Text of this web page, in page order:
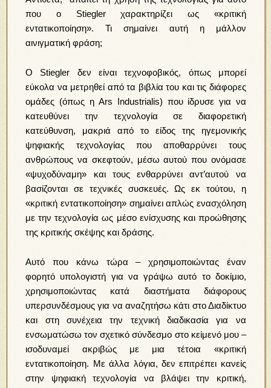
που ο Stiegler χαρακτηρίζει ως «κριτική
εντατικοποίηση». Τι σημαίνει αυτή η μάλλον
αινιγματική φράση;
Ο Stiegler δεν είναι τεχνοφοβικός, όπως μπορεί
εύκολα να μετρηθεί από τα βιβλία του και τις διάφορες
ομάδες (όπως η Ars Industrialis) που ίδρυσε για να
κατευθύνει την τεχνολογία σε διαφορετική
κατεύθυνση, μακριά από το είδος της ηγεμονικής
ψηφιακής τεχνολογίας που αποθαρρύνει τους
ανθρώπους να σκεφτούν, μέσω αυτού που ονόμασε
«ψυχοδύναμη» και τους ενθαρρύνει αντ’αυτού να
βασίζονται σε τεχνικές συσκευές. Ως εκ τούτου, η
«κριτική εντατικοποίηση» σημαίνει απλώς ενασχόληση
με την τεχνολογία ως μέσο ενίσχυσης και προώθησης
της κριτικής σκέψης και δράσης.
Αυτό που κάνω τώρα – χρησιμοποιώντας έναν
φορητό υπολογιστή για να γράψω αυτό το δοκίμιο,
χρησιμοποιώντας κατά διαστήματα διάφορους
υπερσυνδέσμους για να αναζητήσω κάτι στο Διαδίκτυο
και στη συνέχεια την τεχνική διαδικασία για να
ενσωματώσω τον σχετικό σύνδεσμο στο κείμενό μου –
ισοδυναμεί ακριβώς με μια τέτοια «κριτική
εντατικοποίηση. Με άλλα λόγια, δεν επιτρέπει κανείς
στην ψηφιακή τεχνολογία να βλάψει την κριτική,